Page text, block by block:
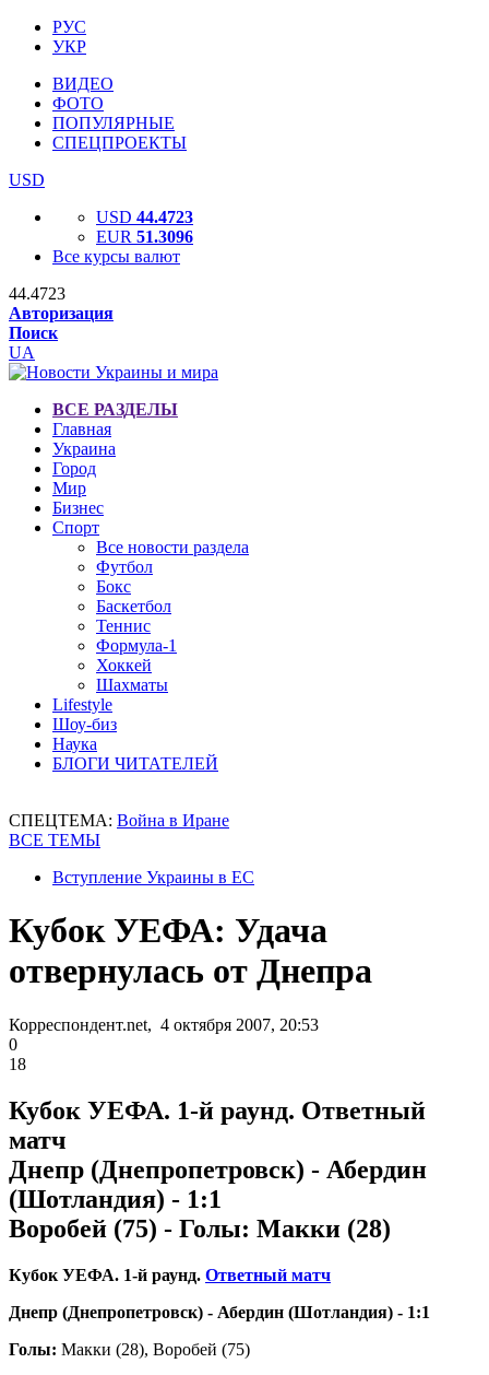
РУС
УКР
ВИДЕО
ФОТО
ПОПУЛЯРНЫЕ
СПЕЦПРОЕКТЫ
USD
USD 44.4723
EUR 51.3096
Все курсы валют
44.4723
Авторизация
Поиск
UA
ВСЕ РАЗДЕЛЫ
Главная
Украина
Город
Мир
Бизнес
Спорт
Все новости раздела
Футбол
Бокс
Баскетбол
Теннис
Формула-1
Хоккей
Шахматы
Lifestyle
Шоу-биз
Наука
БЛОГИ ЧИТАТЕЛЕЙ
СПЕЦТЕМА: Война в Иране
ВСЕ ТЕМЫ
Вступление Украины в ЕС
Кубок УЕФА: Удача
отвернулась от Днепра
Корреспондент.net, 4 октября 2007, 20:53
0
18
Кубок УЕФА. 1-й раунд. Ответный
матч
Днепр (Днепропетровск) - Абердин
(Шотландия) - 1:1
Воробей (75) - Голы: Макки (28)
Кубок УЕФА. 1-й раунд. Ответный матч
Днепр (Днепропетровск) - Абердин (Шотландия) - 1:1
Голы: Макки (28), Воробей (75)